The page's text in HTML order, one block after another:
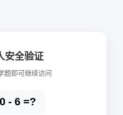
安全验证
题即可继续访问
- 6 =?